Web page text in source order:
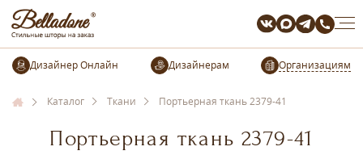
Организациям
Каталог Ткани Портьерная ткань 2379-41
Портьерная ткань 2379-41